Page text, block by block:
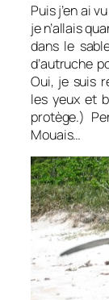
Puis j’en ai
je n’allais
dans le
d’autruche
Oui, je suis
les yeux et
protège.)
Mouais…